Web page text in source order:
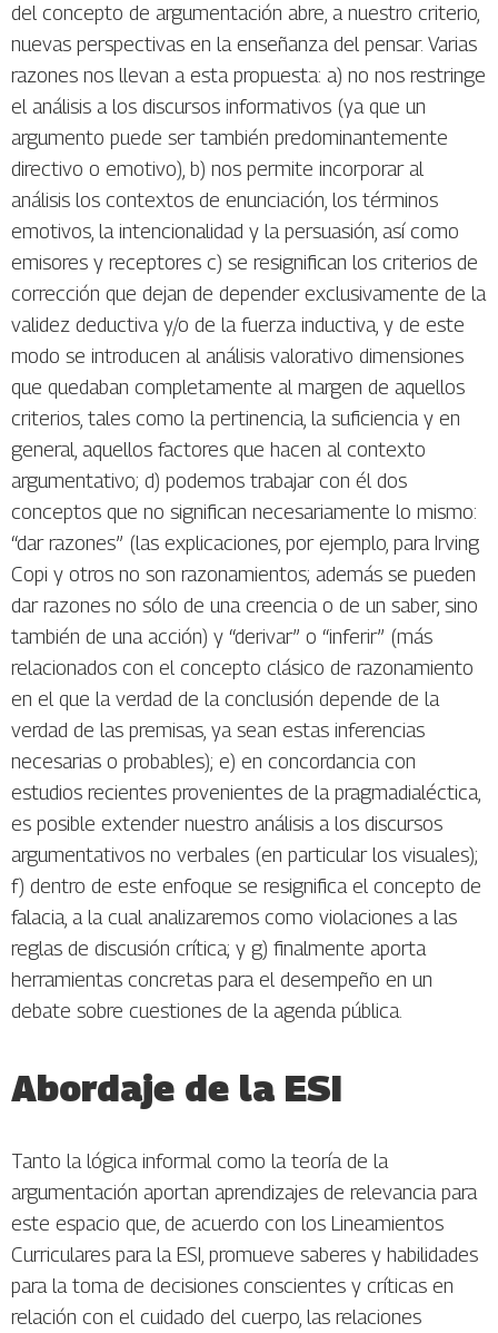
del concepto de argumentación abre, a nuestro criterio,
nuevas perspectivas en la enseñanza del pensar. Varias
razones nos llevan a esta propuesta: a) no nos restringe
el análisis a los discursos informativos (ya que un
argumento puede ser también predominantemente
directivo o emotivo), b) nos permite incorporar al
análisis los contextos de enunciación, los términos
emotivos, la intencionalidad y la persuasión, así como
emisores y receptores c) se resignifican los criterios de
corrección que dejan de depender exclusivamente de la
validez deductiva y/o de la fuerza inductiva, y de este
modo se introducen al análisis valorativo dimensiones
que quedaban completamente al margen de aquellos
criterios, tales como la pertinencia, la suficiencia y en
general, aquellos factores que hacen al contexto
argumentativo; d) podemos trabajar con él dos
conceptos que no significan necesariamente lo mismo:
“dar razones” (las explicaciones, por ejemplo, para Irving
Copi y otros no son razonamientos; además se pueden
dar razones no sólo de una creencia o de un saber, sino
también de una acción) y “derivar” o “inferir” (más
relacionados con el concepto clásico de razonamiento
en el que la verdad de la conclusión depende de la
verdad de las premisas, ya sean estas inferencias
necesarias o probables); e) en concordancia con
estudios recientes provenientes de la pragmadialéctica,
es posible extender nuestro análisis a los discursos
argumentativos no verbales (en particular los visuales);
f) dentro de este enfoque se resignifica el concepto de
falacia, a la cual analizaremos como violaciones a las
reglas de discusión crítica; y g) finalmente aporta
herramientas concretas para el desempeño en un
debate sobre cuestiones de la agenda pública.
Abordaje de la ESI
Tanto la lógica informal como la teoría de la
argumentación aportan aprendizajes de relevancia para
este espacio que, de acuerdo con los Lineamientos
Curriculares para la ESI, promueve saberes y habilidades
para la toma de decisiones conscientes y críticas en
relación con el cuidado del cuerpo, las relaciones